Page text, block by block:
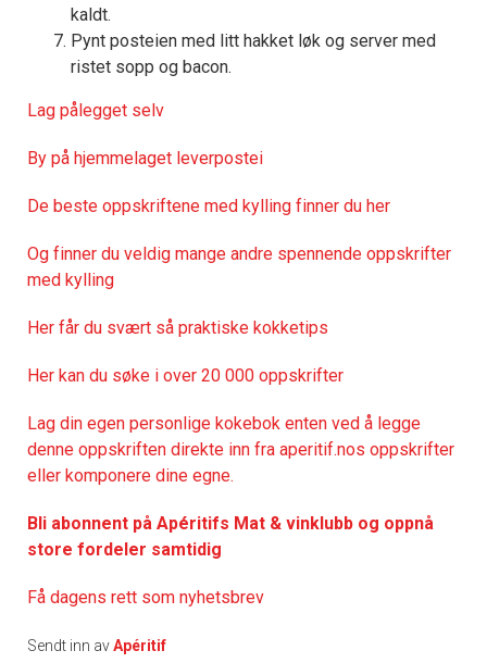
kaldt.
Pynt posteien med litt hakket løk og server med
ristet sopp og bacon.
Lag pålegget selv
By på hjemmelaget leverpostei
De beste oppskriftene med kylling finner du her
Og finner du veldig mange andre spennende oppskrifter
med kylling
Her får du svært så praktiske kokketips
Her kan du søke i over 20 000 oppskrifter
Lag din egen personlige kokebok enten ved å legge
denne oppskriften direkte inn fra aperitif.nos oppskrifter
eller komponere dine egne.
Bli abonnent på Apéritifs Mat & vinklubb og oppnå
store fordeler samtidig
Få dagens rett som nyhetsbrev
Sendt inn avApéritif